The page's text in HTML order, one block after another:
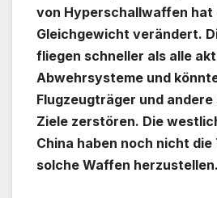
von Hyperschallwaffen hat
Gleichgewicht verändert.
fliegen schneller als alle
Abwehrsysteme und
Flugzeugträger und
Ziele zerstören. Die
China haben noch nicht die
solche Waffen herzustellen.